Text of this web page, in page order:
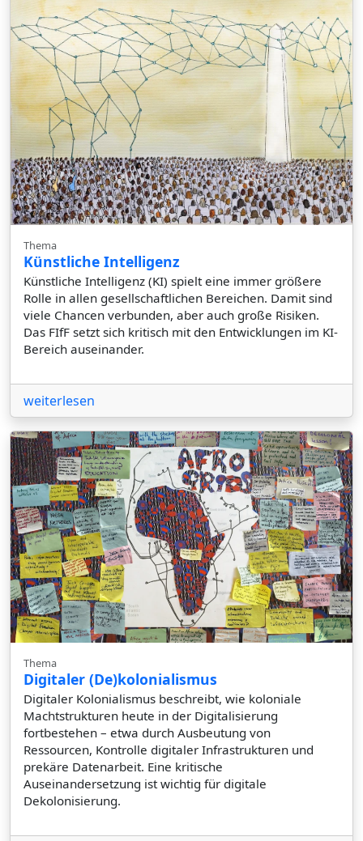
Thema
Künstliche Intelligenz
Künstliche Intelligenz (KI) spielt eine immer größere
Rolle in allen gesellschaftlichen Bereichen. Damit sind
viele Chancen verbunden, aber auch große Risiken.
Das FIfF setzt sich kritisch mit den Entwicklungen im KI-
Bereich auseinander.
weiterlesen
Thema
Digitaler (De)kolonialismus
Digitaler Kolonialismus beschreibt, wie koloniale
Machtstrukturen heute in der Digitalisierung
fortbestehen – etwa durch Ausbeutung von
Ressourcen, Kontrolle digitaler Infrastrukturen und
prekäre Datenarbeit. Eine kritische
Auseinandersetzung ist wichtig für digitale
Dekolonisierung.